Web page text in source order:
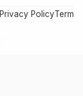
Privacy PolicyTerms